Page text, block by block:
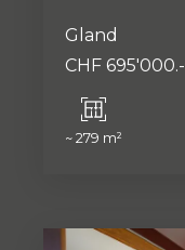
Gland
CHF 695'000.-
~ 279 m²